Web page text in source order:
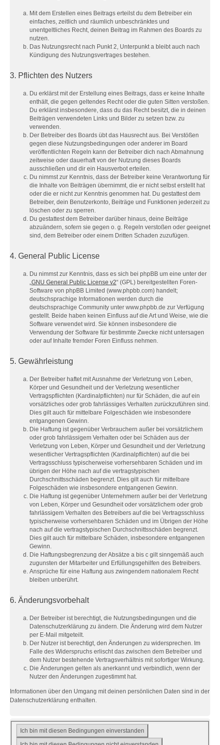
Mit dem Erstellen eines Beitrags erteilst du dem Betreiber ein
einfaches, zeitlich und räumlich unbeschränktes und
unentgeltliches Recht, deinen Beitrag im Rahmen des Boards zu
nutzen.
Das Nutzungsrecht nach Punkt 2, Unterpunkt a bleibt auch nach
Kündigung des Nutzungsvertrages bestehen.
3. Pflichten des Nutzers
Du erklärst mit der Erstellung eines Beitrags, dass er keine Inhalte
enthält, die gegen geltendes Recht oder die guten Sitten verstoßen.
Du erklärst insbesondere, dass du das Recht besitzt, die in deinen
Beiträgen verwendeten Links und Bilder zu setzen bzw. zu
verwenden.
Der Betreiber des Boards übt das Hausrecht aus. Bei Verstößen
gegen diese Nutzungsbedingungen oder anderer im Board
veröffentlichten Regeln kann der Betreiber dich nach Abmahnung
zeitweise oder dauerhaft von der Nutzung dieses Boards
ausschließen und dir ein Hausverbot erteilen.
Du nimmst zur Kenntnis, dass der Betreiber keine Verantwortung für
die Inhalte von Beiträgen übernimmt, die er nicht selbst erstellt hat
oder die er nicht zur Kenntnis genommen hat. Du gestattest dem
Betreiber, dein Benutzerkonto, Beiträge und Funktionen jederzeit zu
löschen oder zu sperren.
Du gestattest dem Betreiber darüber hinaus, deine Beiträge
abzuändern, sofern sie gegen o. g. Regeln verstoßen oder geeignet
sind, dem Betreiber oder einem Dritten Schaden zuzufügen.
4. General Public License
Du nimmst zur Kenntnis, dass es sich bei phpBB um eine unter der
„GNU General Public License v2“ (GPL) bereitgestellten Foren-
Software von phpBB Limited (www.phpbb.com) handelt;
deutschsprachige Informationen werden durch die
deutschsprachige Community unter www.phpbb.de zur Verfügung
gestellt. Beide haben keinen Einfluss auf die Art und Weise, wie die
Software verwendet wird. Sie können insbesondere die
Verwendung der Software für bestimmte Zwecke nicht untersagen
oder auf Inhalte fremder Foren Einfluss nehmen.
5. Gewährleistung
Der Betreiber haftet mit Ausnahme der Verletzung von Leben,
Körper und Gesundheit und der Verletzung wesentlicher
Vertragspflichten (Kardinalpflichten) nur für Schäden, die auf ein
vorsätzliches oder grob fahrlässiges Verhalten zurückzuführen sind.
Dies gilt auch für mittelbare Folgeschäden wie insbesondere
entgangenen Gewinn.
Die Haftung ist gegenüber Verbrauchern außer bei vorsätzlichem
oder grob fahrlässigem Verhalten oder bei Schäden aus der
Verletzung von Leben, Körper und Gesundheit und der Verletzung
wesentlicher Vertragspflichten (Kardinalpflichten) auf die bei
Vertragsschluss typischerweise vorhersehbaren Schäden und im
übrigen der Höhe nach auf die vertragstypischen
Durchschnittsschäden begrenzt. Dies gilt auch für mittelbare
Folgeschäden wie insbesondere entgangenen Gewinn.
Die Haftung ist gegenüber Unternehmern außer bei der Verletzung
von Leben, Körper und Gesundheit oder vorsätzlichem oder grob
fahrlässigem Verhalten des Betreibers auf die bei Vertragsschluss
typischerweise vorhersehbaren Schäden und im Übrigen der Höhe
nach auf die vertragstypischen Durchschnittsschäden begrenzt.
Dies gilt auch für mittelbare Schäden, insbesondere entgangenen
Gewinn.
Die Haftungsbegrenzung der Absätze a bis c gilt sinngemäß auch
zugunsten der Mitarbeiter und Erfüllungsgehilfen des Betreibers.
Ansprüche für eine Haftung aus zwingendem nationalem Recht
bleiben unberührt.
6. Änderungsvorbehalt
Der Betreiber ist berechtigt, die Nutzungsbedingungen und die
Datenschutzerklärung zu ändern. Die Änderung wird dem Nutzer
per E-Mail mitgeteilt.
Der Nutzer ist berechtigt, den Änderungen zu widersprechen. Im
Falle des Widerspruchs erlischt das zwischen dem Betreiber und
dem Nutzer bestehende Vertragsverhältnis mit sofortiger Wirkung.
Die Änderungen gelten als anerkannt und verbindlich, wenn der
Nutzer den Änderungen zugestimmt hat.
Informationen über den Umgang mit deinen persönlichen Daten sind in der
Datenschutzerklärung enthalten.